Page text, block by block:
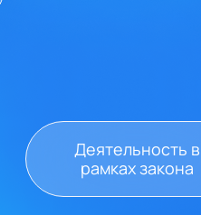
Деятельность в
рамках закона